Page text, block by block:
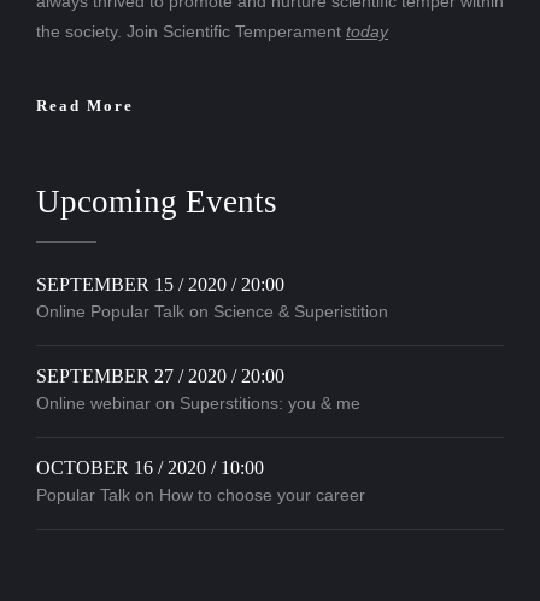
the society. Join Scientific Temperament today
Read More
Upcoming Events
SEPTEMBER 15 / 2020 / 20:00
Online Popular Talk on Science & Superistition
SEPTEMBER 27 / 2020 / 20:00
Online webinar on Superstitions: you & me
OCTOBER 16 / 2020 / 10:00
Popular Talk on How to choose your career